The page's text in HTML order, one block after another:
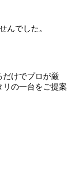
んでした。
だけでプロが厳
の一台をご提案